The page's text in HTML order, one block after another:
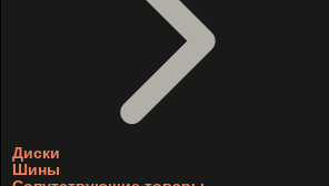
Диски
Шины